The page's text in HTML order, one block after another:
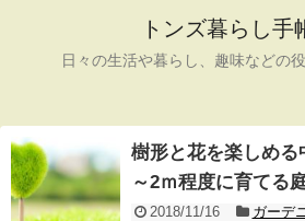
トンズ暮らし手
日々の生活や暮らし、趣味などの
樹形と花を楽しめる
～2ｍ程度に育てる
2018/11/16 ガーデ